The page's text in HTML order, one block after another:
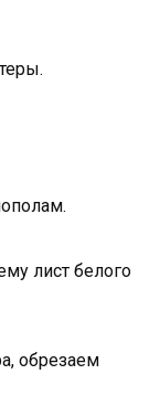
лист белого
обрезаем